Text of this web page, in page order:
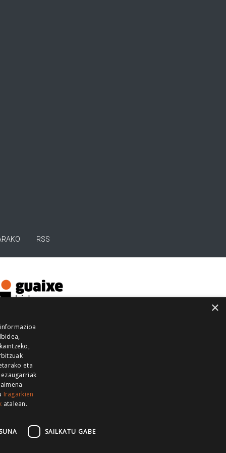
RSS
GUKA
GUKA ZUMAIA GUKA
×
eta
Iragarkien
atalean.
SAILKATU GABE